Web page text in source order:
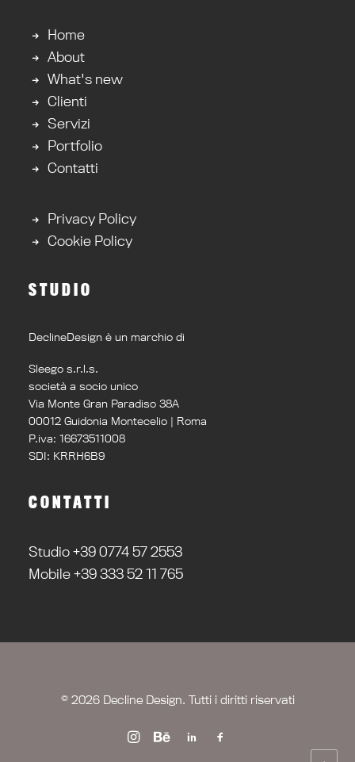
Home
About
What's new
Clienti
Servizi
Portfolio
Contatti
Privacy Policy
Cookie Policy
STUDIO
DeclineDesign è un marchio di
Sleego s.r.l.s.
società a socio unico
Via Monte Gran Paradiso 38A
00012 Guidonia Montecelio | Roma
P.iva: 16673511008
SDI: KRRH6B9
CONTATTI
Studio +39 0774 57 2553
Mobile +39 333 52 11 765
© 2026 Decline Design. Tutti i diritti riservati